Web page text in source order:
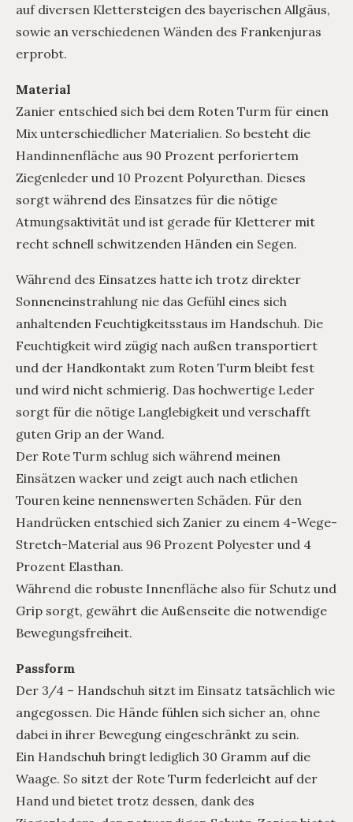
auf diversen Klettersteigen des bayerischen Allgäus,
sowie an verschiedenen Wänden des Frankenjuras
erprobt.
Material
Zanier entschied sich bei dem Roten Turm für einen
Mix unterschiedlicher Materialien. So besteht die
Handinnenfläche aus 90 Prozent perforiertem
Ziegenleder und 10 Prozent Polyurethan. Dieses
sorgt während des Einsatzes für die nötige
Atmungsaktivität und ist gerade für Kletterer mit
recht schnell schwitzenden Händen ein Segen.
Während des Einsatzes hatte ich trotz direkter
Sonneneinstrahlung nie das Gefühl eines sich
anhaltenden Feuchtigkeitsstaus im Handschuh. Die
Feuchtigkeit wird zügig nach außen transportiert
und der Handkontakt zum Roten Turm bleibt fest
und wird nicht schmierig. Das hochwertige Leder
sorgt für die nötige Langlebigkeit und verschafft
guten Grip an der Wand.
Der Rote Turm schlug sich während meinen
Einsätzen wacker und zeigt auch nach etlichen
Touren keine nennenswerten Schäden. Für den
Handrücken entschied sich Zanier zu einem 4-Wege-
Stretch-Material aus 96 Prozent Polyester und 4
Prozent Elasthan.
Während die robuste Innenfläche also für Schutz und
Grip sorgt, gewährt die Außenseite die notwendige
Bewegungsfreiheit.
Passform
Der 3/4 – Handschuh sitzt im Einsatz tatsächlich wie
angegossen. Die Hände fühlen sich sicher an, ohne
dabei in ihrer Bewegung eingeschränkt zu sein.
Ein Handschuh bringt lediglich 30 Gramm auf die
Waage. So sitzt der Rote Turm federleicht auf der
Hand und bietet trotz dessen, dank des